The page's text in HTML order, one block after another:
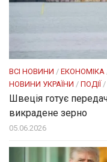
ВСІ НОВИНИ / ЕКОНОМІКА
НОВИНИ УКРАЇНИ / ПОДІЇ/
Швеція готує
викрадене зерно
05.06.2026